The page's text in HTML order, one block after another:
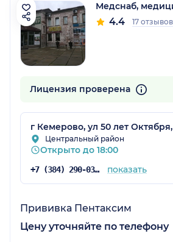
Медснаб,
4.4 17 отзывов
Лицензия проверена
г Кемерово, ул 50 лет
Центральный район
Открыто до 18:00
+7 (384) 290-03-30 показать
Прививка Пентаксим
Цену уточняйте по телефону